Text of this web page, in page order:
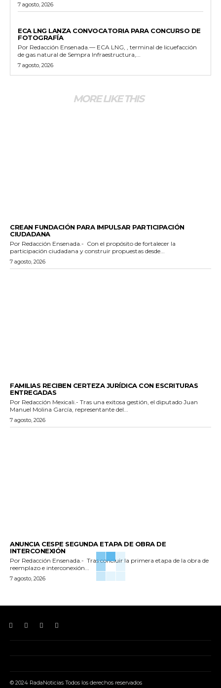
7 agosto, 2026
ECA LNG LANZA CONVOCATORIA PARA CONCURSO DE
FOTOGRAFÍA
Por Redacción Ensenada.— ECA LNG, , terminal de licuefacción
de gas natural de Sempra Infraestructura,...
7 agosto, 2026
MORE LIKE THIS
CREAN FUNDACIÓN PARA IMPULSAR PARTICIPACIÓN
CIUDADANA
Por Redacción Ensenada.- Con el propósito de fortalecer la
participación ciudadana y construir propuestas desde...
7 agosto, 2026
FAMILIAS RECIBEN CERTEZA JURÍDICA CON ESCRITURAS
ENTREGADAS
Por Redacción Mexicali.- Tras una exitosa gestión, el diputado Juan
Manuel Molina García, representante del...
7 agosto, 2026
ANUNCIA CESPE SEGUNDA ETAPA DE OBRA DE
INTERCONEXIÓN
Por Redacción Ensenada.- Tras concluir la primera etapa de la obra de
reemplazo e interconexión...
7 agosto, 2026
© 2024 RadaNoticias Todos los derechos reservados